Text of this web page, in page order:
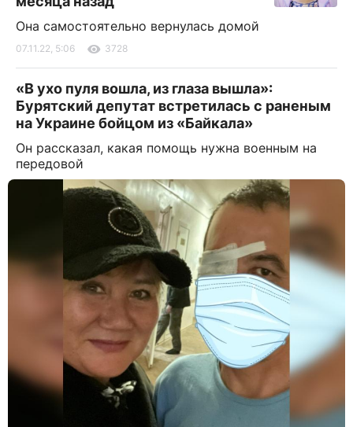
Она самостоятельно вернулась домой
07.11.22, 5:06 3728
«В ухо пуля вошла, из глаза вышла»:
Бурятский депутат встретилась с раненым
на Украине бойцом из «Байкала»
Он рассказал, какая помощь нужна военным на
передовой